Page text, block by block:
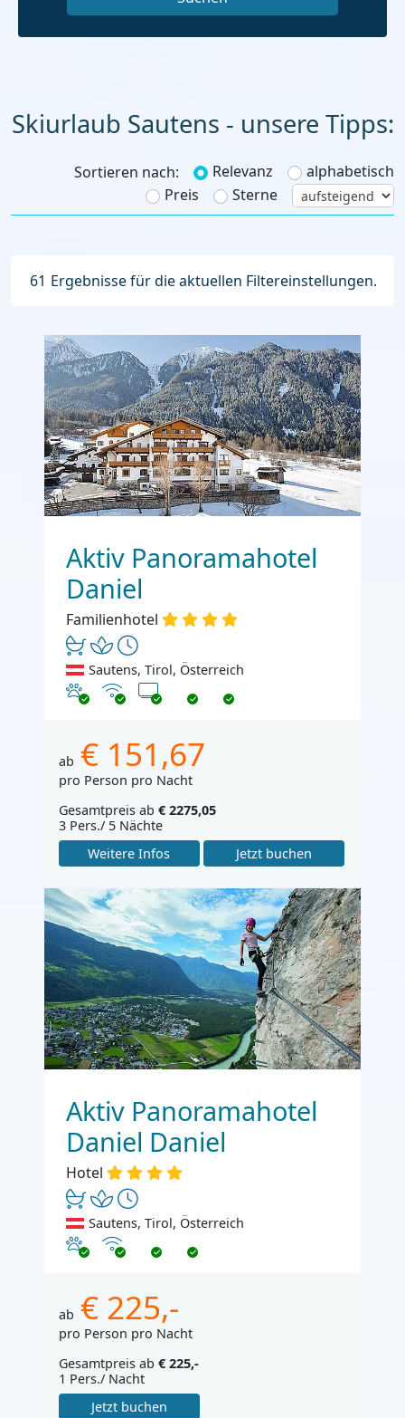
Skiurlaub
Sortieren nach: Relevanz
alphabetisch
Preis
Sterne
61 Ergebnisse für die aktuellen Filtereinstellungen.
Aktiv Panoramahotel
Daniel
Familienhotel
Sautens, Tirol, Österreich
Haustiere erlaubt
Internet
TV
ab € 151,67
pro Person pro Nacht
Gesamtpreis ab € 2275,05
3 Pers./ 5 Nächte
Weitere Infos
Jetzt buchen
Aktiv Panoramahotel
Daniel Daniel
Hotel
Sautens, Tirol, Österreich
Haustiere erlaubt
Internet
ab € 225,-
pro Person pro Nacht
Gesamtpreis ab € 225,-
1 Pers./ Nacht
Jetzt buchen